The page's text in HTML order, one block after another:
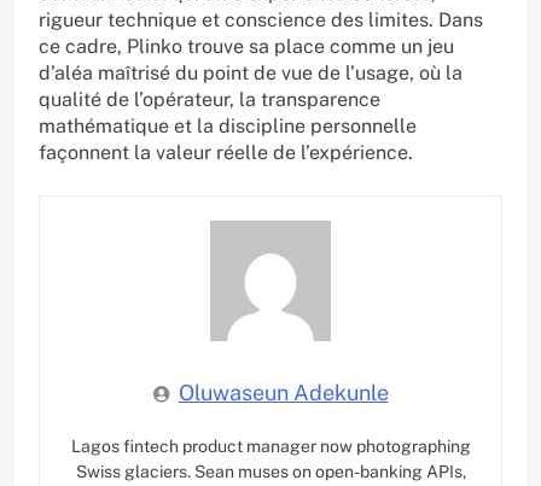
rigueur technique et conscience des limites. Dans
ce cadre, Plinko trouve sa place comme un jeu
d’aléa maîtrisé du point de vue de l’usage, où la
qualité de l’opérateur, la transparence
mathématique et la discipline personnelle
façonnent la valeur réelle de l’expérience.
Oluwaseun Adekunle
Lagos fintech product manager now photographing
Swiss glaciers. Sean muses on open-banking APIs,